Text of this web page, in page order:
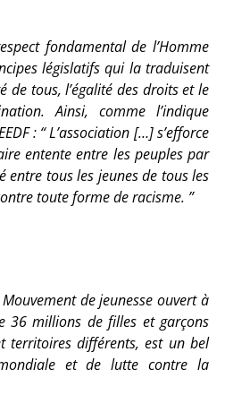
fondamental de l’Homme
législatifs qui la traduisent
tous, l’égalité des droits et le
Ainsi, comme l’indique
: “ L’association […] s’efforce
entente entre les peuples par
tous les jeunes de tous les
toute forme de racisme. ”
de jeunesse ouvert à
36 millions de filles et garçons
territoires différents, est un bel
et de lutte contre la